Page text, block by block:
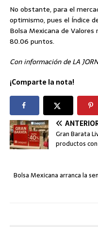
No obstante, para el
optimismo, pues el Índice
Bolsa Mexicana de
80.06 puntos.
Con información de LA
¡Comparte la nota!
Gran Barata
productos
Bolsa Mexicana arranca la